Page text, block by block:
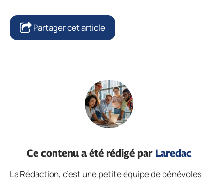
Partager cet article
Ce contenu a été rédigé par Laredac
La Rédaction, c’est une petite équipe de bénévoles